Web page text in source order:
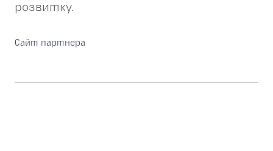
розвитку.
Сайт партнера